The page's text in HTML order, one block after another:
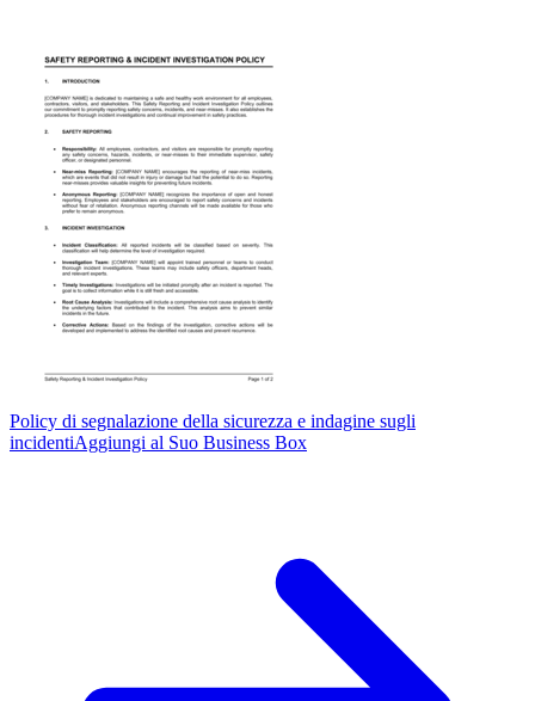
Policy di segnalazione della sicurezza e indagine sugli
incidentiAggiungi al Suo Business Box